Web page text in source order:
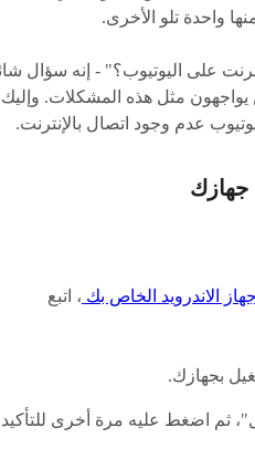
واحدة تلو الأخرى.
على اليوتيوب؟" - إنه سؤال
مثل هذه المشكلات. وإليك
عدم وجود اتصال بالإنترنت.
الاندرويد الخاص بك ، اتبع
بجهازك.
ثم اضغط عليه مرة أخرى